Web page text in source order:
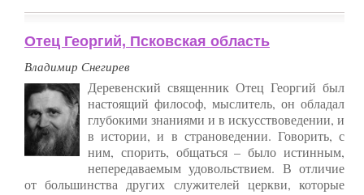
Отец Георгий, Псковская область
Владимир Снегирев
Деревенский священник Отец Георгий был
настоящий философ, мыслитель, он обладал
глубокими знаниями и в искусствоведении, и
в истории, и в страноведении. Говорить, с
ним, спорить, общаться – было истинным,
непередаваемым удовольствием. В отличие
от большинства других служителей церкви, которые